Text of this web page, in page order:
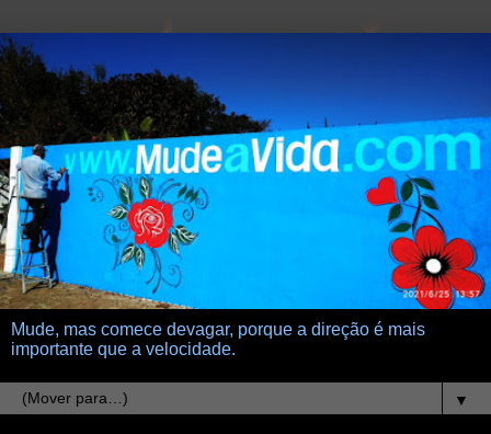
Mude, mas comece devagar, porque a direção é mais
importante que a velocidade.
▼